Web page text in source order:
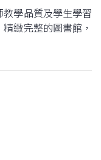
教學品質及學生學習
緻完整的圖書館，